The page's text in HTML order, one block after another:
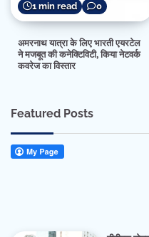
1 min read 0
अमरनाथ यात्रा के लिए भारती एयरटेल
ने मजबूत की कनेक्टिविटी, किया नेटवर्क
कवरेज का विस्तार
Featured Posts